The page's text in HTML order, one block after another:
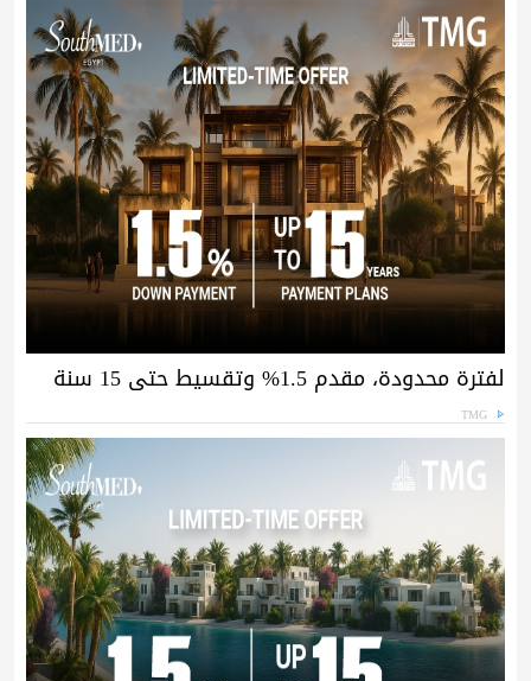
لفترة محدودة، مقدم 1.5% وتقسيط حتى 15 سنة
TMG